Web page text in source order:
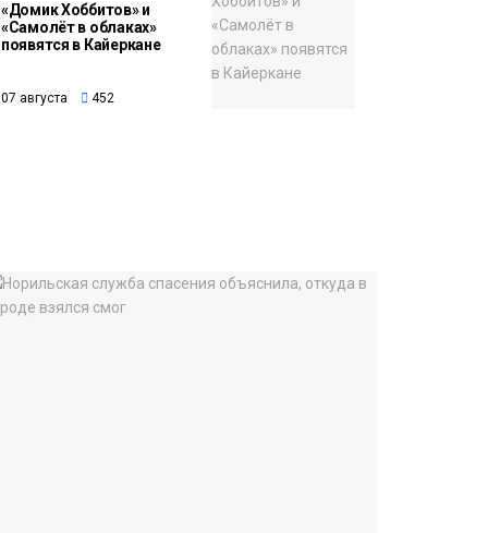
«Домик Хоббитов» и
«Самолёт в облаках»
появятся в Кайеркане
07 августа 452